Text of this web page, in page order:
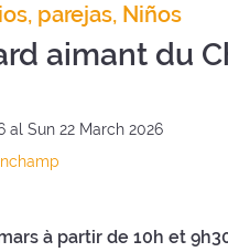
parejas, Niños
aimant du
al Sun 22 March 2026
à partir de 10h et